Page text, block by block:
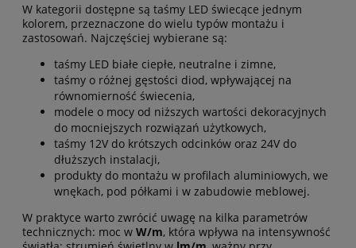
W kategorii dostępne są taśmy LED świecące jednym
kolorem, przeznaczone do wielu typów montażu i
zastosowań. Najczęściej wybierane są:
taśmy LED białe ciepłe, neutralne i zimne,
taśmy o różnej gęstości diod, wpływającej na
równomierność świecenia,
modele o mocy od niższych wartości dekoracyjnych
do mocniejszych rozwiązań użytkowych,
taśmy 12V do krótszych odcinków oraz 24V do
dłuższych instalacji,
produkty do montażu w profilach aluminiowych, we
wnękach, pod półkami i w zabudowie meblowej.
W praktyce warto zwrócić uwagę na kilka parametrów
technicznych: moc w W/m, która wpływa na intensywność